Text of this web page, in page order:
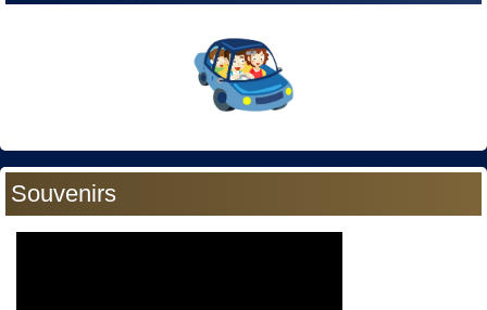
Souvenirs